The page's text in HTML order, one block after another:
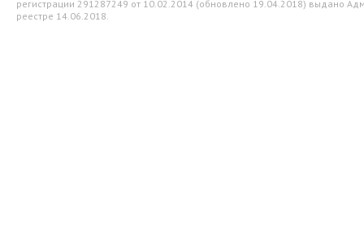
регистрации 291287249 от 10.02.2014 (обновлено 19.04.2018) выдано
реестре 14.06.2018.